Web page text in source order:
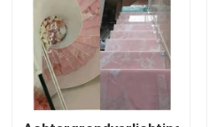
Thuis
Producten
Over ons